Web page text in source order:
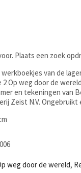
Plaats een zoek
van de
Op weg door de
en tekeningen van
Zeist N.V.
weg door de wereld,